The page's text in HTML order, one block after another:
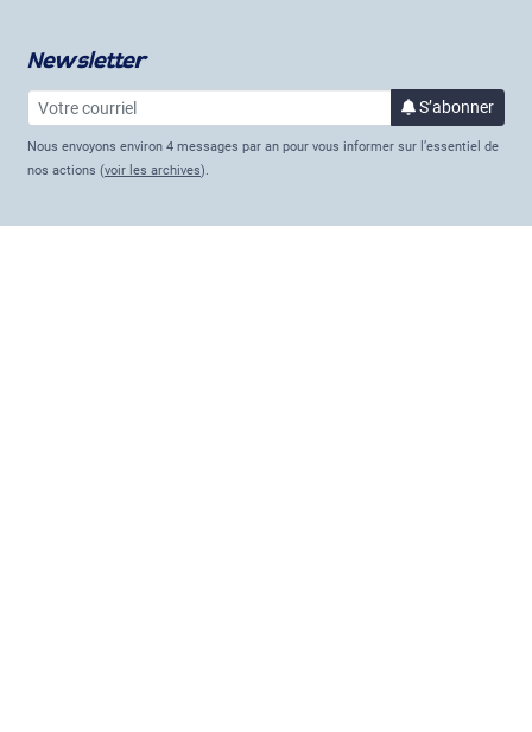
Newsletter
Votre courriel S’abonnerà la
Nous envoyons environ 4 messages par an pour vous informer sur l’essentiel de
nos actions (voir les archives).